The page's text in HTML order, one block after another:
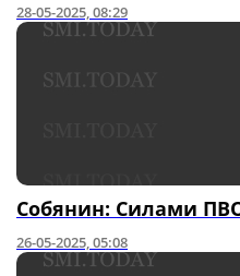
28-05-2025, 08:29
Собянин: Силами
26-05-2025, 05:08